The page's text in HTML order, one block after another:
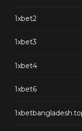
1xbet2
1xbet3
1xbet4
1xbet6